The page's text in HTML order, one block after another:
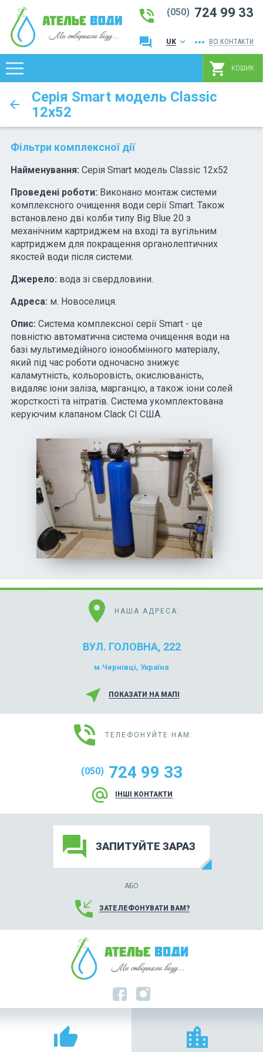
UK keyboard_arrow_down
RU
phone_in_talk (050) 724 99 33
question_answer more_horiz ВСІ КОНТАКТИ
shopping_cart КОШИК
Серія Smart модель Classic
12х52
arrow_back
Фільтри комплексної дії
Найменування: Серія Smart модель Classic 12х52
Проведені роботи: Виконано монтаж системи
комплексного очищення води серії Smart. Також
встановлено дві колби типу Big Blue 20 з
механічним картриджем на вході та вугільним
картриджем для покращення органолептичних
якостей води після системи.
Джерело: вода зі свердловини.
Адреса: м. Новоселиця.
Опис: Система комплексної серії Smart - це
повністю автоматична система очищення води на
базі мультимедійного іонообмінного матеріалу,
який під час роботи одночасно знижує
каламутність, кольоровість, окислюваність,
видаляє іони заліза, марганцю, а також іони солей
жорсткості та нітратів. Система укомплектована
керуючим клапаном Clack CI США.
location_on НАША АДРЕСА:
ВУЛ. ГОЛОВНА, 222
м.Чернівці, Україна
near_me ПОКАЗАТИ НА МАПІ
phone_in_talk ТЕЛЕФОНУЙТЕ НАМ:
(050) 724 99 33
alternate_email ІНШІ КОНТАКТИ
forum ЗАПИТУЙТЕ ЗАРАЗ
АБО
phone_callback ЗАТЕЛЕФОНУВАТИ ВАМ?
thumb_up_alt location_city